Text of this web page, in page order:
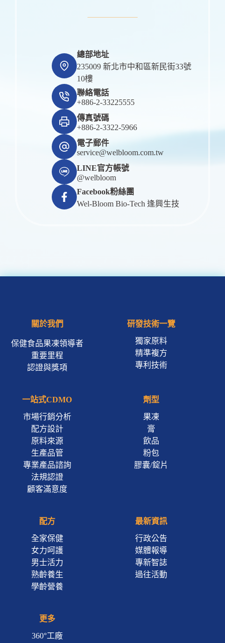
總部地址
235009 新北市中和區新民街33號
10樓
聯絡電話
+886-2-33225555
傳真號碼
+886-2-3322-5966
電子郵件
service@welbloom.com.tw
LINE官方帳號
@welbloom
Facebook粉絲團
Wel-Bloom Bio-Tech 逢興生技
關於我們
保健食品果凍領導者
重要里程
認證與獎項
研發技術一覽
獨家原料
精準複方
專利技術
一站式CDMO
市場行銷分析
配方設計
原料來源
生產品管
專業產品諮詢
法規認證
顧客滿意度
劑型
果凍
膏
飲品
粉包
膠囊/錠片
配方
全家保健
女力呵護
男士活力
熟齡養生
學齡營養
最新資訊
行政公告
媒體報導
專新智誌
過往活動
更多
360°工廠